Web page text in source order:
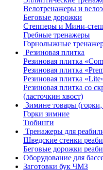
Велотренажеры и
Беговые дорожки
Степперы и Мини-
Гребные тренажеры
Горнолыжные
Резиновая плитка
Резиновая плитка
Резиновая плитка
Резиновая плитка
Резиновая плитка со
(ласточкин хвост)
Зимине товары
Горки зимние
Тюбинги
Тренажеры для
Шведские стенки
Беговые дорожки
Оборудование для
Заготовки бук ЧМЗ